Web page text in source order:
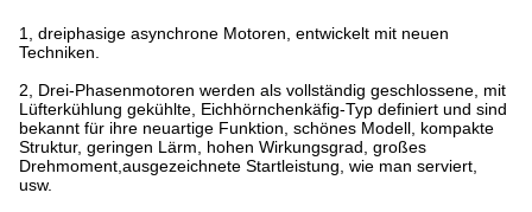
1, dreiphasige asynchrone Motoren, entwickelt mit neuen
Techniken.
2, Drei-Phasenmotoren werden als vollständig geschlossene, mit
Lüfterkühlung gekühlte, Eichhörnchenkäfig-Typ definiert und sind
bekannt für ihre neuartige Funktion, schönes Modell, kompakte
Struktur, geringen Lärm, hohen Wirkungsgrad, großes
Drehmoment,ausgezeichnete Startleistung, wie man serviert,
usw.